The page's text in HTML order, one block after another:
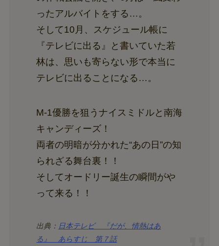
ったアルバイトをする…。
そして10月、スケジュール帳に
『テレビに出る』と書いていた若
林は、思いも寄らない形で本当に
テレビに出ることになる…。
M-1優勝を狙うナイスミドルと南海
キャンディーズ！
両者の明暗が分かれた“あの日”の知
られざる舞台裏！！
そしてオードリー誕生の瞬間がや
って来る！！
出典： 日本テレビ 『だが、情熱はあ
る』 あらすじ 第７話